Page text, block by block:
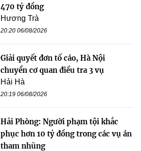
470 tỷ đồng
Hương Trà
20:20 06/08/2026
Giải quyết đơn tố cáo, Hà Nội
chuyển cơ quan điều tra 3 vụ
Hải Hà
20:19 06/08/2026
Hải Phòng: Người phạm tội khắc
phục hơn 10 tỷ đồng trong các vụ án
tham nhũng